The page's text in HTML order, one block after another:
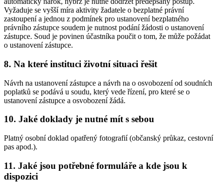
Vyžaduje se vyšší míra aktivity žadatele o bezplatné právní
zastoupení a jednou z podmínek pro ustanovení bezplatného
právního zástupce soudem je nutnost podání žádosti o ustanovení
zástupce. Soud je povinen účastníka poučit o tom, že může požádat
o ustanovení zástupce.
8. Na které instituci životní situaci řešit
Návrh na ustanovení zástupce a návrh na o osvobození od soudních
poplatků se podává u soudu, který vede řízení, pro které se o
ustanovení zástupce a osvobození žádá.
10. Jaké doklady je nutné mít s sebou
Platný osobní doklad opatřený fotografií (občanský průkaz, cestovní
pas apod.).
11. Jaké jsou potřebné formuláře a kde jsou k
dispozici